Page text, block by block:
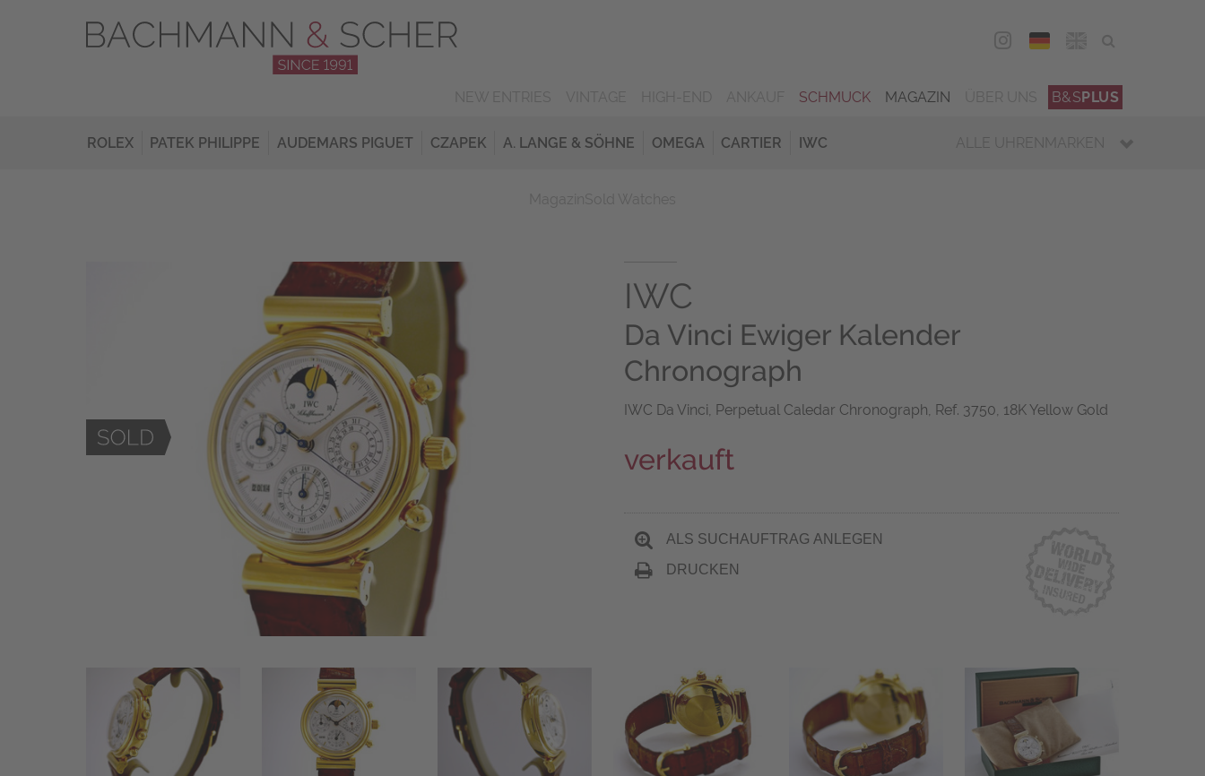
DEU
SCHMUCK MAGAZIN B&SPLUS
ROLEX PATEK PHILIPPE AUDEMARS PIGUET CZAPEK A. LANGE & SÖHNE OMEGA CARTIER IWC ALLE UHRENMARKEN
IWC
Da Vinci Ewiger Kalender
Chronograph
IWC Da Vinci, Perpetual Caledar Chronograph, Ref. 3750, 18K Yellow Gold
verkauft
ALS SUCHAUFTRAG ANLEGEN
DRUCKEN